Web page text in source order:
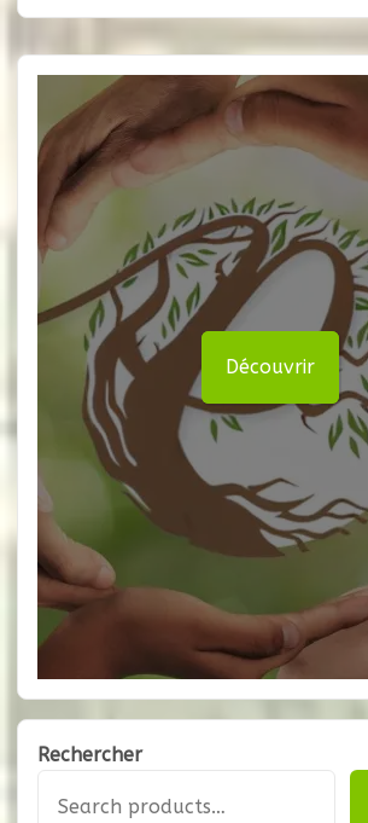
Découvrir
Rechercher